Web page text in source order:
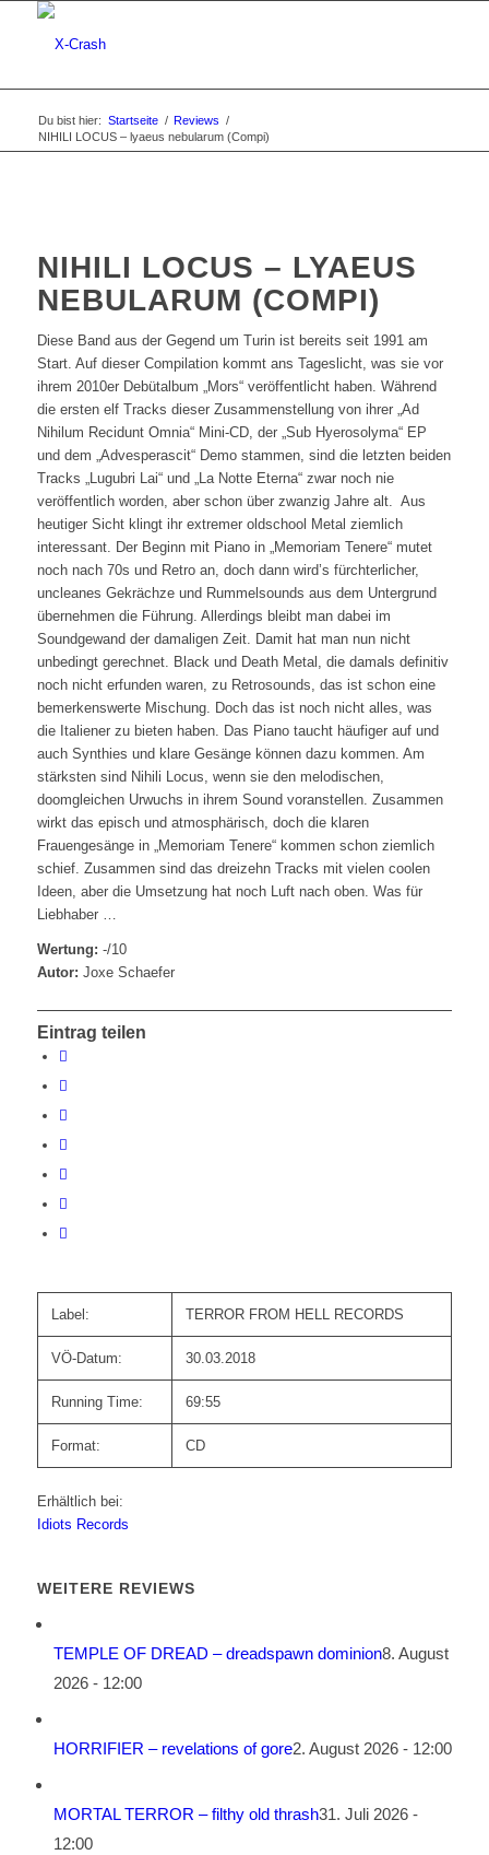
Du bist hier: Startseite / Reviews /
NIHILI LOCUS – lyaeus nebularum (Compi)
NIHILI LOCUS – LYAEUS
NEBULARUM (COMPI)
Diese Band aus der Gegend um Turin ist bereits seit 1991 am
Start. Auf dieser Compilation kommt ans Tageslicht, was sie vor
ihrem 2010er Debütalbum „Mors“ veröffentlicht haben. Während
die ersten elf Tracks dieser Zusammenstellung von ihrer „Ad
Nihilum Recidunt Omnia“ Mini-CD, der „Sub Hyerosolyma“ EP
und dem „Advesperascit“ Demo stammen, sind die letzten beiden
Tracks „Lugubri Lai“ und „La Notte Eterna“ zwar noch nie
veröffentlich worden, aber schon über zwanzig Jahre alt. Aus
heutiger Sicht klingt ihr extremer oldschool Metal ziemlich
interessant. Der Beginn mit Piano in „Memoriam Tenere“ mutet
noch nach 70s und Retro an, doch dann wird’s fürchterlicher,
uncleanes Gekrächze und Rummelsounds aus dem Untergrund
übernehmen die Führung. Allerdings bleibt man dabei im
Soundgewand der damaligen Zeit. Damit hat man nun nicht
unbedingt gerechnet. Black und Death Metal, die damals definitiv
noch nicht erfunden waren, zu Retrosounds, das ist schon eine
bemerkenswerte Mischung. Doch das ist noch nicht alles, was
die Italiener zu bieten haben. Das Piano taucht häufiger auf und
auch Synthies und klare Gesänge können dazu kommen. Am
stärksten sind Nihili Locus, wenn sie den melodischen,
doomgleichen Urwuchs in ihrem Sound voranstellen. Zusammen
wirkt das episch und atmosphärisch, doch die klaren
Frauengesänge in „Memoriam Tenere“ kommen schon ziemlich
schief. Zusammen sind das dreizehn Tracks mit vielen coolen
Ideen, aber die Umsetzung hat noch Luft nach oben. Was für
Liebhaber …
Wertung: -/10
Autor: Joxe Schaefer
Eintrag teilen
Label: TERROR FROM HELL RECORDS
VÖ-Datum: 30.03.2018
Running Time: 69:55
Format: CD
Erhältlich bei:
Idiots Records
WEITERE REVIEWS
TEMPLE OF DREAD – dreadspawn dominion8. August
2026 - 12:00
HORRIFIER – revelations of gore2. August 2026 - 12:00
MORTAL TERROR – filthy old thrash31. Juli 2026 -
12:00